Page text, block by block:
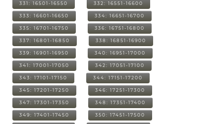
331: 16501-16550 332: 16551-16600
333: 16601-16650 334: 16651-16700
335: 16701-16750 336: 16751-16800
337: 16801-16850 338: 16851-16900
339: 16901-16950 340: 16951-17000
341: 17001-17050 342: 17051-17100
343: 17101-17150 344: 17151-17200
345: 17201-17250 346: 17251-17300
347: 17301-17350 348: 17351-17400
349: 17401-17450 350: 17451-17500